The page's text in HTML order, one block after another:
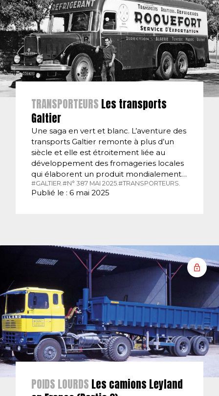
TRANSPORTEURS Les transports
Galtier
Une saga en vert et blanc. L’aventure des
transports Galtier remonte à plus d’un
siècle et elle est étroitement liée au
développement des fromageries locales
qui élaborent un produit mondialement…
#GALTIER.#N° 387 MAI 2025.#TRANSPORTEURS.
Publié le : 6 mai 2025
POIDS LOURDS Les camions Leyland